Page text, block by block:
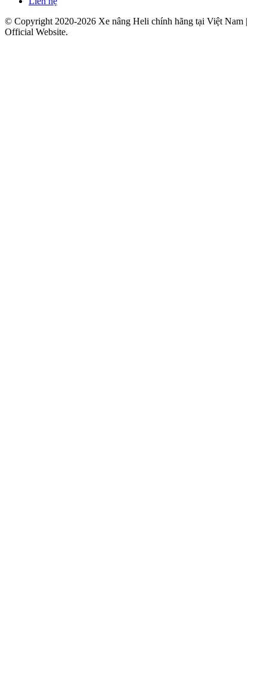
© Copyright 2020-2026 Xe nâng Heli chính hãng tại Việt Nam |
Official Website.